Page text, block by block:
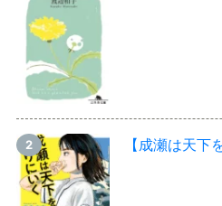
【成瀬は天下